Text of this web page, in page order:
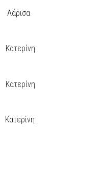
Λάρισα
Κατερίνη
Κατερίνη